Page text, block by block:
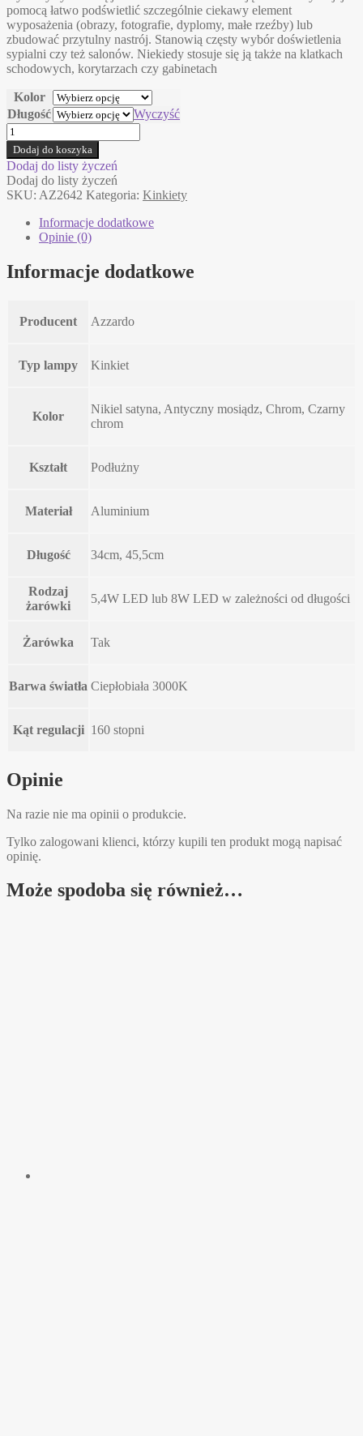
do
325,00 zł
pomocą łatwo podświetlić szczególnie ciekawy element
wyposażenia (obrazy, fotografie, dyplomy, małe rzeźby) lub
zbudować przytulny nastrój. Stanowią częsty wybór doświetlenia
sypialni czy też salonów. Niekiedy stosuje się ją także na klatkach
schodowych, korytarzach czy gabinetach
Kolor
Długość
Wyczyść
ilość
MONALISA
AZzardo
kinkiet
Dodaj do koszyka
Dodaj do listy życzeń
Dodaj do listy życzeń
SKU: AZ2642 Kategoria: Kinkiety
Informacje dodatkowe
Opinie (0)
Informacje dodatkowe
Producent Azzardo
Typ lampy Kinkiet
Kolor
Nikiel satyna, Antyczny mosiądz, Chrom, Czarny
chrom
Kształt Podłużny
Materiał Aluminium
Długość 34cm, 45,5cm
Rodzaj
żarówki
5,4W LED lub 8W LED w zależności od długości
Żarówka Tak
Barwa światła Ciepłobiała 3000K
Kąt regulacji 160 stopni
Opinie
Na razie nie ma opinii o produkcie.
Tylko zalogowani klienci, którzy kupili ten produkt mogą napisać
opinię.
Może spodoba się również…